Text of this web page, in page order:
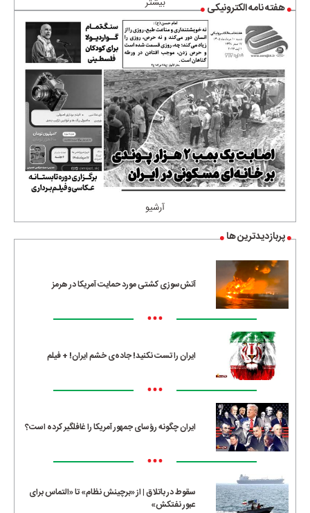
بیشتر هفته نامه الکترونیکی
آرشیو
پربازدیدترین ها
آتش‌سوزی کشتی مورد حمایت آمریکا در هرمز
•••
ایران را تست نکنید! جاده‌ی خشم ایران! + فیلم
•••
ایران چگونه رؤسای جمهور آمریکا را غافلگیر کرده است؟
•••
سقوط در باتلاق | از «برچینش نظام» تا «التماس برای
عبور نفتکش»